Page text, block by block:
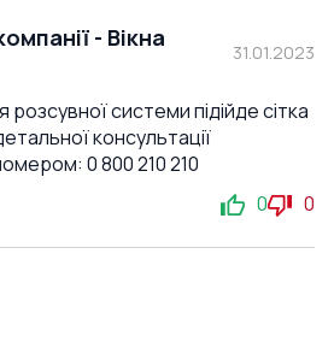
- Вікна
31.01.2023
системи підійде сітка
консультації
0 800 210 210
0 0